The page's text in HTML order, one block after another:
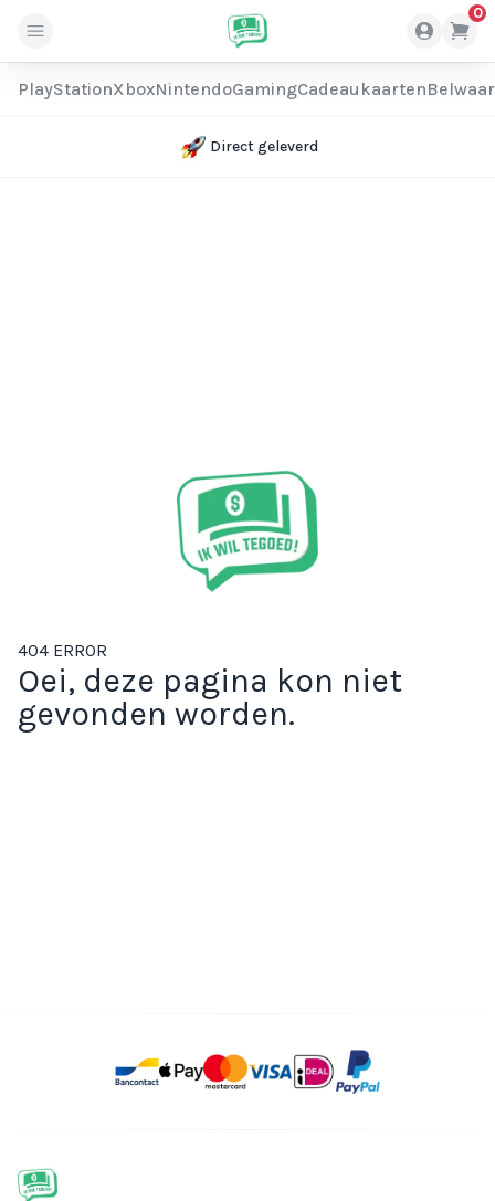
0
PlayStationXboxNintendoGamingCadeaukaarten
Direct geleverd
404 ERROR
Oei, deze pagina kon niet
gevonden worden.